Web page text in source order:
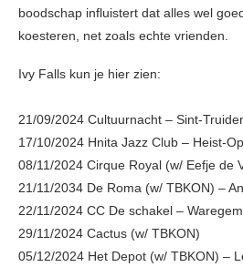
boodschap influistert dat alles wel
koesteren, net zoals echte vrienden.
Ivy Falls kun je hier zien:
21/09/2024 Cultuurnacht – Sint-
17/10/2024 Hnita Jazz Club – Heist-
08/11/2024 Cirque Royal (w/ Eefje de
21/11/2034 De Roma (w/ TBKON) –
22/11/2024 CC De schakel – Waregem
29/11/2024 Cactus (w/ TBKON)
05/12/2024 Het Depot (w/ TBKON) –